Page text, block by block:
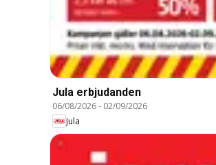
Jula erbjudanden
06/08/2026- 02/09/2026
Jula